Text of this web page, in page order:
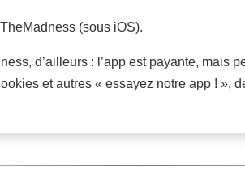
(sous iOS).
d’ailleurs : l’app est payante, mais
et autres « essayez notre app ! »,